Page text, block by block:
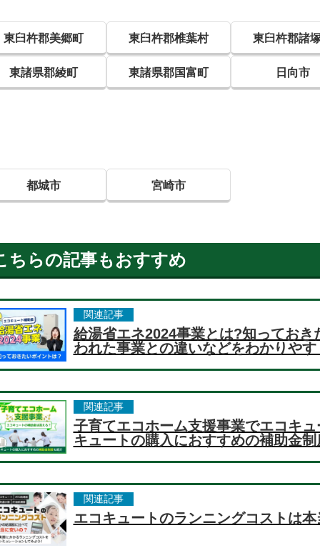
東臼杵郡美郷町 東臼杵郡椎葉村 東臼杵郡諸
東諸県郡綾町 東諸県郡国富町 日向市
都城市 宮崎市
ちらの記事もおすすめ
関連記事
給湯省エネ2024事業とは?知っておき
われた事業との違いなどをわかりやす
関連記事
子育てエコホーム支援事業でエコキ
キュートの購入におすすめの補助金
関連記事
エコキュートのランニングコストは